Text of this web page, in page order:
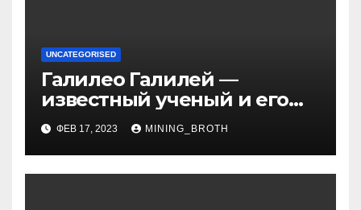
UNCATEGORISED
Галилео Галилей —
известный ученый и его
открытия — краткая
биография, достижения и
вклад в науку
ФЕВ 17, 2023 MINING_BROTH